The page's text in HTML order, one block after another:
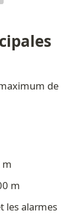
de
m
m
les alarmes